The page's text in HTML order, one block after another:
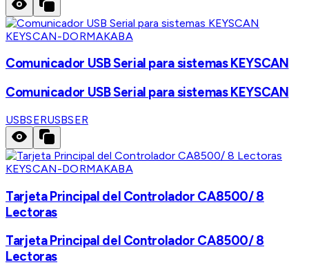
KEYSCAN-DORMAKABA
Comunicador USB Serial para sistemas KEYSCAN
Comunicador USB Serial para sistemas KEYSCAN
USBSERUSBSER
KEYSCAN-DORMAKABA
Tarjeta Principal del Controlador CA8500/ 8
Lectoras
Tarjeta Principal del Controlador CA8500/ 8
Lectoras